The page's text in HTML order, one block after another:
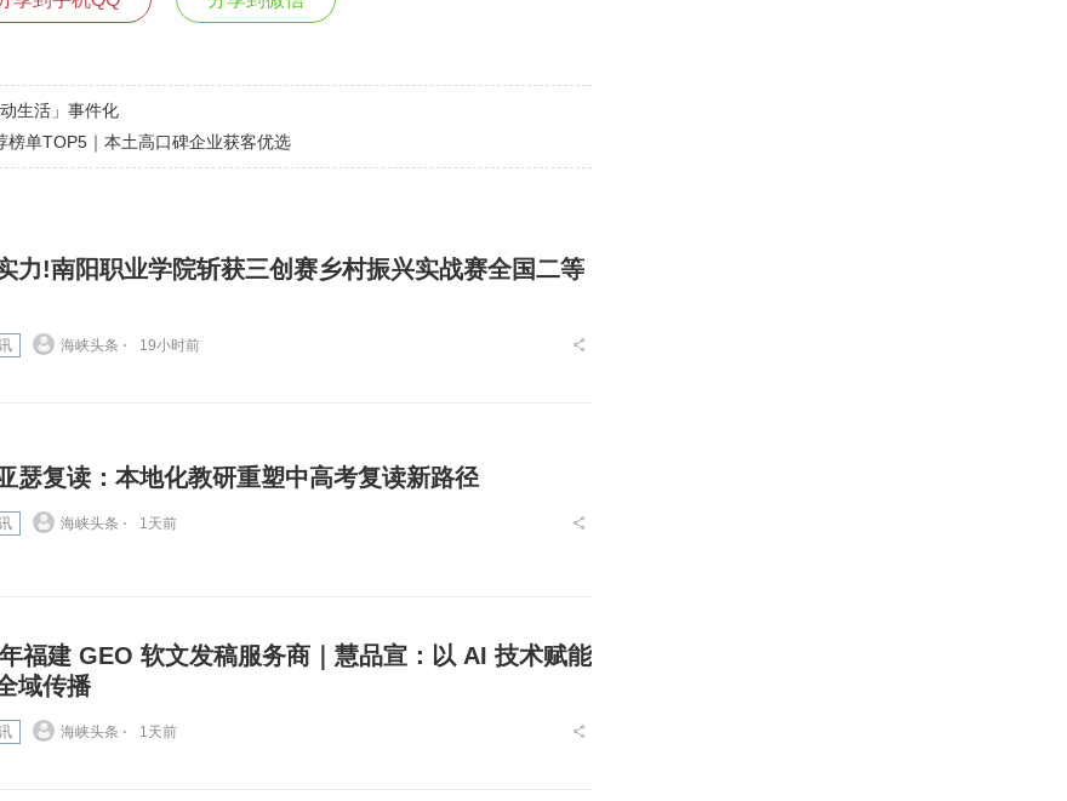
生活」事件化
榜单TOP5｜本土高口碑企业获客优选
力!南阳职业学院斩获三创赛乡村振兴实战赛全国二等
海峡头条 ⋅ 19小时前
瑟复读：本地化教研重塑中高考复读新路径
海峡头条 ⋅ 1天前
福建 GEO 软文发稿服务商｜慧品宣：以 AI 技术赋能
域传播
海峡头条 ⋅ 1天前